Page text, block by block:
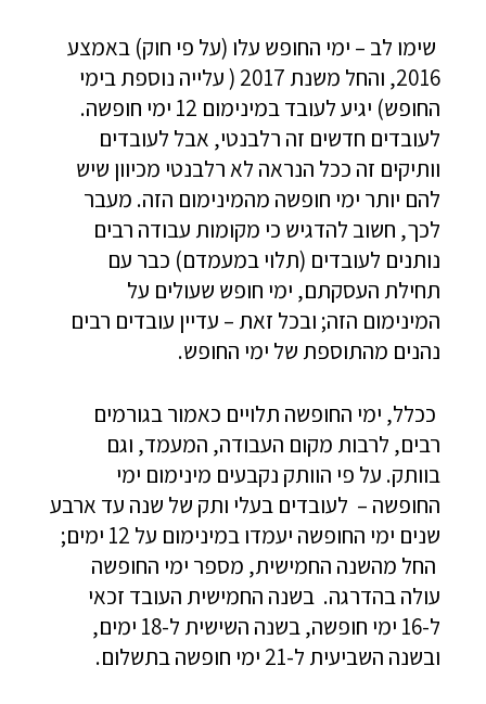
שימו לב – ימי החופש עלו (על פי חוק) באמצע
2016, והחל משנת 2017 ( עלייה נוספת בימי
החופש) יגיע לעובד במינימום 12 ימי חופשה.
לעובדים חדשים זה רלבנטי, אבל לעובדים
וותיקים זה ככל הנראה לא רלבנטי מכיוון שיש
להם יותר ימי חופשה מהמינימום הזה. מעבר
לכך, חשוב להדגיש כי מקומות עבודה רבים
נותנים לעובדים (תלוי במעמדם) כבר עם
תחילת העסקתם, ימי חופש שעולים על
המינימום הזה; ובכל זאת – עדיין עובדים רבים
נהנים מהתוספת של ימי החופש.
ככלל, ימי החופשה תלויים כאמור בגורמים
רבים, לרבות מקום העבודה, המעמד, וגם
בוותק. על פי הוותק נקבעים מינימום ימי
החופשה – לעובדים בעלי ותק של שנה עד ארבע
שנים ימי החופשה יעמדו במינימום על 12 ימים;
החל מהשנה החמישית, מספר ימי החופשה
עולה בהדרגה. בשנה החמישית העובד זכאי
ל-16 ימי חופשה, בשנה השישית ל-18 ימים,
ובשנה השביעית ל-21 ימי חופשה בתשלום.